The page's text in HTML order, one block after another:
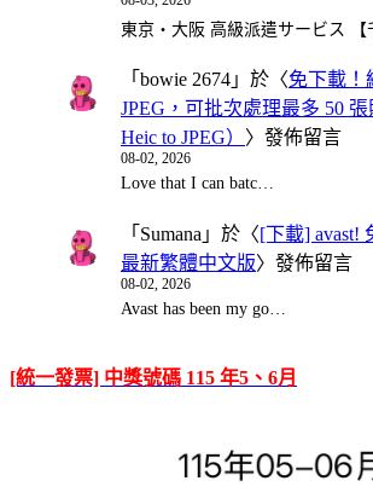
東京・大阪 高級派遣サービス 【
「 bowie 2674 」於〈免下載！
JPEG，可批次處理最多 50
Heic to JPEG） 〉發佈留言
08-02, 2026
Love that I can batc…
「 Sumana 」於〈[下載] avast!
最新繁體中文版〉發佈留言
08-02, 2026
Avast has been my go…
[統一發票] 中獎號碼 115 年5、6月